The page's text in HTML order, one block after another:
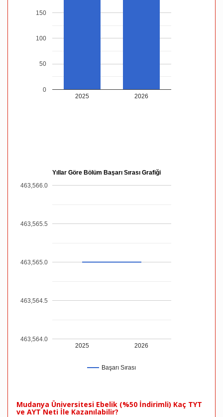
2025 2026
0
50
100
150
Yıllar Göre Bölüm Başarı Sırası Grafiği
Başarı Sırası
2025 2026
463,564.0
463,564.5
463,565.0
463,565.5
463,566.0
Mudanya Üniversitesi Ebelik (%50 İndirimli) Kaç TYT
ve AYT Neti İle Kazanılabilir?